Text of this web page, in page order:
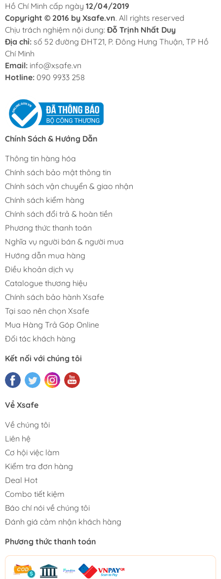
Hồ Chí Minh cấp ngày 12/04/2019
Copyright © 2016 by Xsafe.vn. All rights reserved
Chịu trách nghiệm nội dung: Đỗ Trịnh Nhất Duy
Địa chỉ: số 52 đường ĐHT21, P. Đông Hưng Thuận, TP Hồ
Chí Minh
Email: info@xsafe.vn
Hotline: 090 9933 258
Chính Sách & Hướng Dẫn
Thông tin hàng hóa
Chính sách bảo mật thông tin
Chính sách vận chuyển & giao nhận
Chính sách kiểm hàng
Chính sách đổi trả & hoàn tiền
Phương thức thanh toán
Nghĩa vụ người bán & người mua
Hướng dẫn mua hàng
Điều khoản dịch vụ
Catalogue thương hiệu
Chính sách bảo hành Xsafe
Tại sao nên chọn Xsafe
Mua Hàng Trả Góp Online
Đối tác khách hàng
Kết nối với chúng tôi
Về Xsafe
Về chúng tôi
Liên hệ
Cơ hội việc làm
Kiểm tra đơn hàng
Deal Hot
Combo tiết kiệm
Báo chí nói về chúng tôi
Đánh giá cảm nhận khách hàng
Phương thức thanh toán